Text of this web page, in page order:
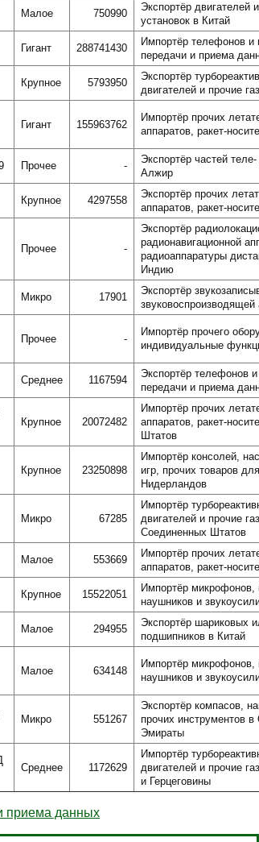
Малое 750990
Экспортёр двигателей
установок в Китай
Гигант 288741430
Импортёр телефонов и
передачи и приема
Крупное 5793950
Экспортёр
двигателей и прочие
Гигант 155963762
Импортёр прочих
аппаратов, ракет-
Прочее -
Экспортёр частей
Алжир
Крупное 4297558
Экспортёр прочих
аппаратов, ракет-
Прочее -
Экспортёр
радионавигационной
радиоаппаратуры
Индию
Микро 17901
Экспортёр
Прочее -
Импортёр прочего
индивидуальные
Среднее 1167594
Экспортёр телефонов
передачи и приема
Крупное 20072482
Импортёр прочих
аппаратов, ракет-
Штатов
Крупное 23250898
Импортёр консолей,
игр, прочих товаров
Нидерландов
Микро 67285
Импортёр
двигателей и прочие
Соединенных Штатов
Малое 553669
Импортёр прочих
аппаратов, ракет-
Крупное 15522051
Импортёр микрофонов,
наушников и
Малое 294955
Экспортёр шариковых
подшипников в Китай
Малое 634148
Импортёр микрофонов,
наушников и
Микро 551267
Экспортёр компасов,
прочих инструментов
Эмираты
Среднее 1172629
Импортёр
двигателей и прочие
и Герцеговины
приема данных